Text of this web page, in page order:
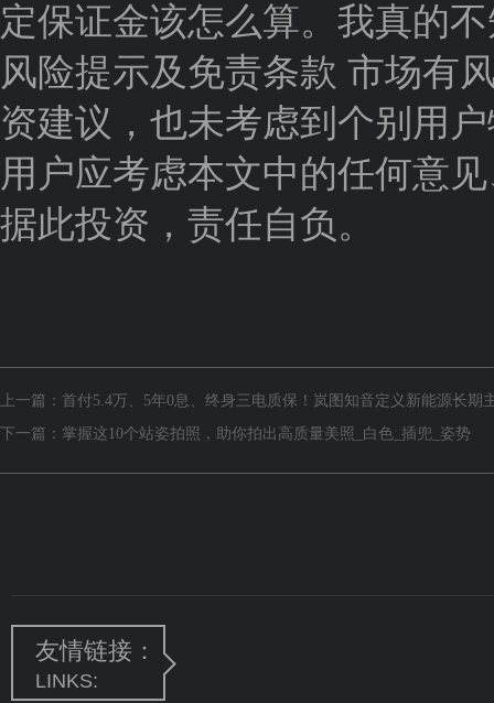
定保证金该怎么算。我真的
风险提示及免责条款 市场有
资建议，也未考虑到个别用
用户应考虑本文中的任何意
据此投资，责任自负。
上一篇： 首付5.4万、5年0息、终身三电质保！岚图知音定义新能源长期
下一篇： 掌握这10个站姿拍照，助你拍出高质量美照_白色_插兜_姿势
友情链接：
LINKS: